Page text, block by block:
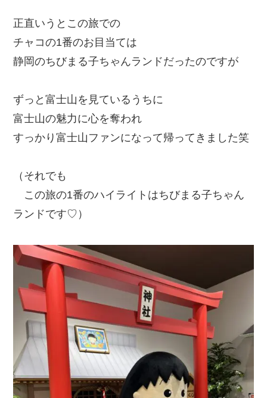
正直いうとこの旅での
チャコの1番のお目当ては
静岡のちびまる子ちゃんランドだったのですが
ずっと富士山を見ているうちに
富士山の魅力に心を奪われ
すっかり富士山ファンになって帰ってきました笑
（それでも
この旅の1番のハイライトはちびまる子ちゃん
ランドです♡）